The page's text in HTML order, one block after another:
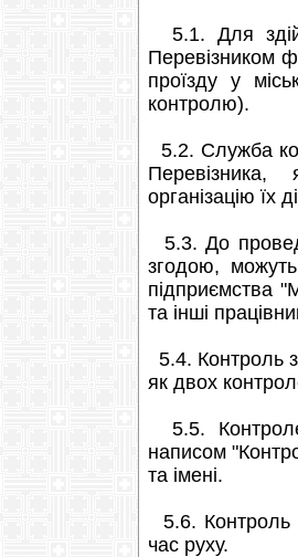
5.1. Для
Перевізником
проїзду у
контролю).
5.2. Служба
організацію їх
5.3. До
згодою,
підприємства
та інші
5.4. Контроль
як двох
5.5.
написом
та імені.
5.6. Контроль
час руху.